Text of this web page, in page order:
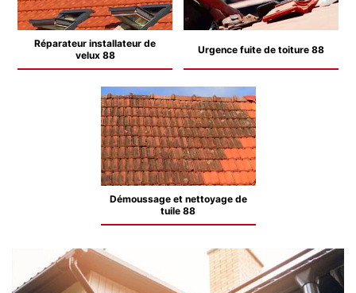
Réparateur installateur de
velux 88
Urgence fuite de toiture 88
Démoussage et nettoyage de
tuile 88